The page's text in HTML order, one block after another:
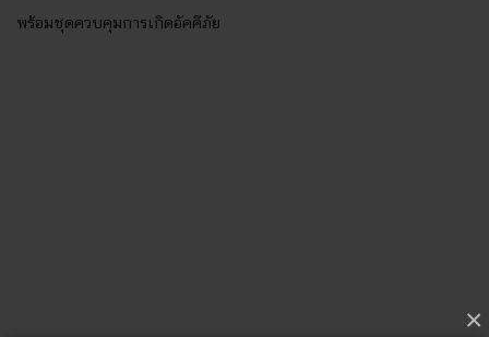
×
พร้อมชุดควบคุมการเกิดอัคคีภัย